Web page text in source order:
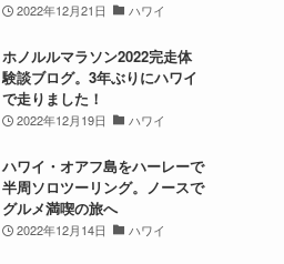
2022年12月21日 ハワイ
ホノルルマラソン2022完走体
験談ブログ。3年ぶりにハワイ
で走りました！
2022年12月19日 ハワイ
ハワイ・オアフ島をハーレーで
半周ソロツーリング。ノースで
グルメ満喫の旅へ
2022年12月14日 ハワイ